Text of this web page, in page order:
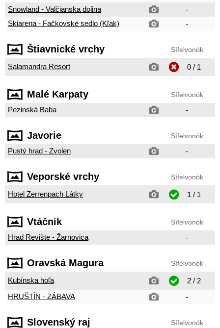
Snowland - Valčianska dolina
-
Skiarena - Fačkovské sedlo (Kľak)
-
Štiavnické vrchy Sífelvonók
Salamandra Resort 0 / 1
Malé Karpaty Sífelvonók
Pezinská Baba -
Javorie Sífelvonók
Pustý hrad - Zvolen -
Veporské vrchy Sífelvonók
Hotel Zerrenpach Látky 1 / 1
Vtáčnik Sífelvonók
Hrad Revište - Žarnovica -
Oravská Magura Sífelvonók
Kubínska hoľa
2 / 2
HRUŠTÍN - ZÁBAVA
-
Slovenský raj Sífelvonók